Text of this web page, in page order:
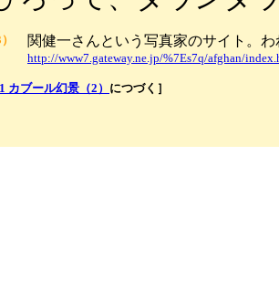
関健一さんという写真家のサイト。
http://www7.gateway.ne.jp/%7Es7q/afghan/
カブール幻景（2） につづく］